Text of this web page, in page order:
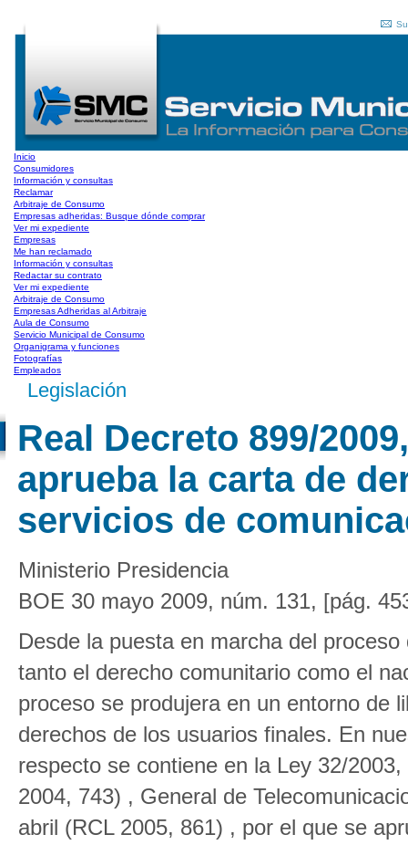
Inicio
Consumidores
Información y consultas
Reclamar
Arbitraje de Consumo
Empresas adheridas: Busque dónde comprar
Ver mi expediente
Empresas
Me han reclamado
Información y consultas
Redactar su contrato
Ver mi expediente
Arbitraje de Consumo
Empresas Adheridas al Arbitraje
Aula de Consumo
Servicio Municipal de Consumo
Organigrama y funciones
Fotografías
Empleados
Legislación
Real Decreto 899/
aprueba la carta de
servicios de
Ministerio Presidencia
BOE 30 mayo 2009, núm. 131, [pág.
Desde la puesta en marcha del
tanto el derecho comunitario como el
proceso se produjera en un entorno de
derechos de los usuarios finales. En
respecto se contiene en la Ley 32/
2004, 743) , General de
abril (RCL 2005, 861) , por el que se